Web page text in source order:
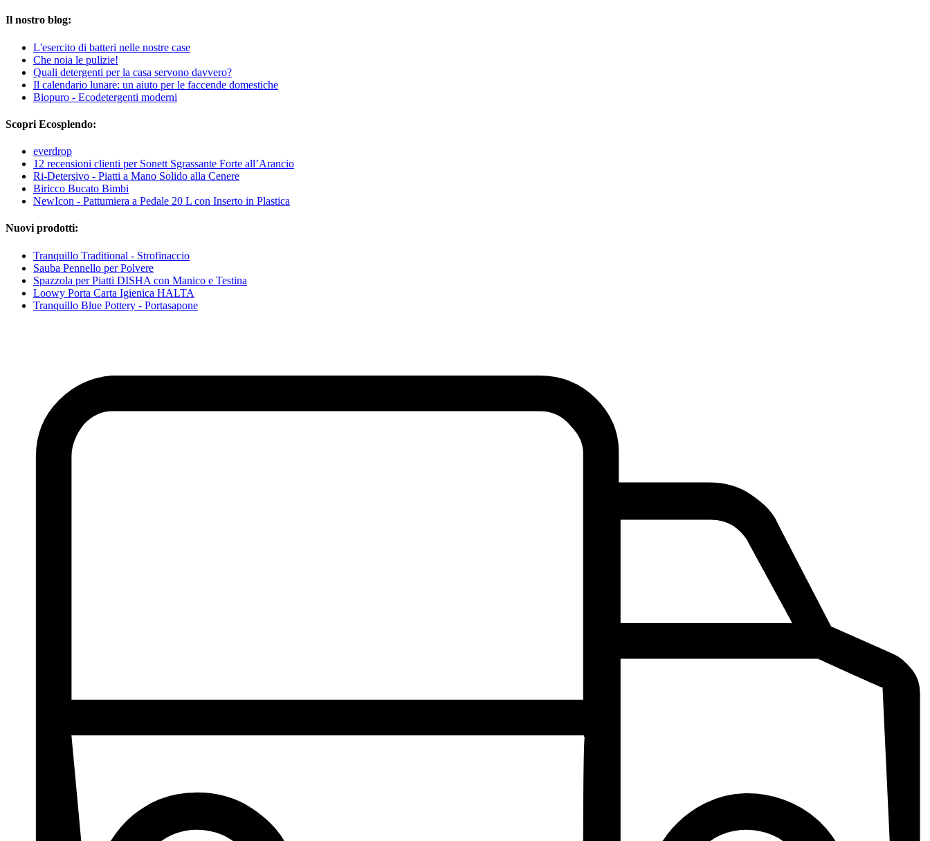
Il nostro blog:
L'esercito di batteri nelle nostre case
Che noia le pulizie!
Quali detergenti per la casa servono davvero?
Il calendario lunare: un aiuto per le faccende domestiche
Biopuro - Ecodetergenti moderni
Scopri Ecosplendo:
everdrop
12 recensioni clienti per Sonett Sgrassante Forte all’Arancio
Ri-Detersivo - Piatti a Mano Solido alla Cenere
Biricco Bucato Bimbi
NewIcon - Pattumiera a Pedale 20 L con Inserto in Plastica
Nuovi prodotti:
Tranquillo Traditional - Strofinaccio
Sauba Pennello per Polvere
Spazzola per Piatti DISHA con Manico e Testina
Loowy Porta Carta Igienica HALTA
Tranquillo Blue Pottery - Portasapone